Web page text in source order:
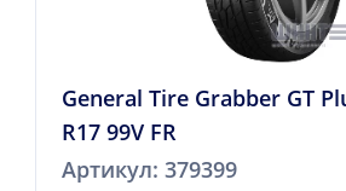
General Tire Grabber GT
R17 99V FR
Артикул: 379399